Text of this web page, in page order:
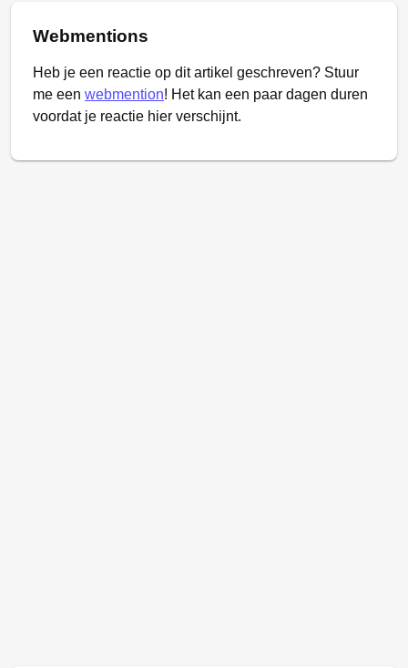
Webmentions
Heb je een reactie op dit artikel geschreven? Stuur
me een webmention! Het kan een paar dagen duren
voordat je reactie hier verschijnt.